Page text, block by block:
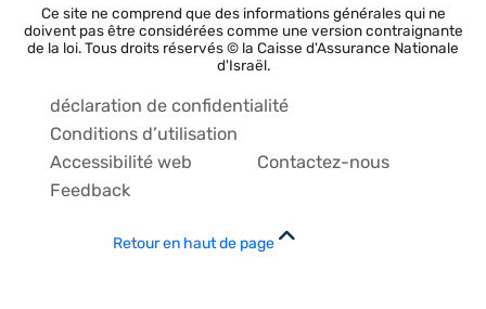
Ce site ne comprend que des informations générales qui ne
doivent pas être considérées comme une version contraignante
de la loi. Tous droits réservés © la Caisse d'Assurance Nationale
d'Israël.
déclaration de confidentialité
Conditions d’utilisation
Accessibilité web
Contactez-nous
Feedback
Retour en haut de page